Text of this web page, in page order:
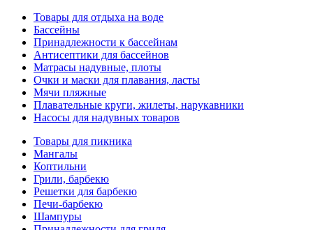
Товары для отдыха на воде
Бассейны
Принадлежности к бассейнам
Антисептики для бассейнов
Матраcы надувные, плоты
Очки и маски для плавания, ласты
Мячи пляжные
Плавательные круги, жилеты, нарукавники
Насосы для надувных товаров
Товары для пикника
Мангалы
Коптильни
Грили, барбекю
Решетки для барбекю
Печи-барбекю
Шампуры